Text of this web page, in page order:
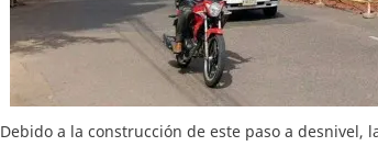
Debido a la construcción de este paso a desnivel,